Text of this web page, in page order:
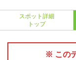
スポット詳細
トップ
※ この